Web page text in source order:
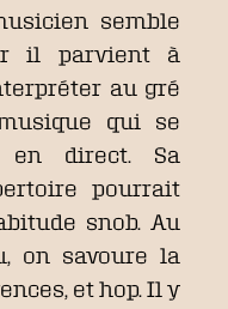
semble
il parvient à
au gré
qui se
direct. Sa
pourrait
snob. Au
on savoure la
et hop. Il y